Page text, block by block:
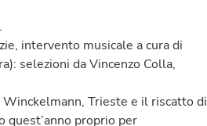
intervento musicale a cura di
selezioni da Vincenzo Colla,
Trieste e il riscatto di
quest’anno proprio per